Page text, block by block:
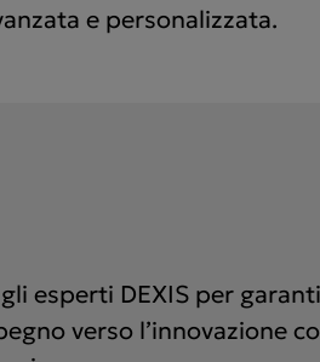
e personalizzata.
esperti DEXIS per
verso l’innovazione